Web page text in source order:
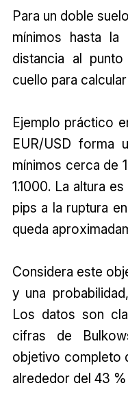
Para un doble
mínimos hasta la
distancia al
cuello para
Ejemplo práctico
EUR/USD forma
mínimos cerca de
1.1000. La altura
pips a la ruptura
queda
Considera este
y una
Los datos son
cifras de
objetivo completo
alrededor del 43